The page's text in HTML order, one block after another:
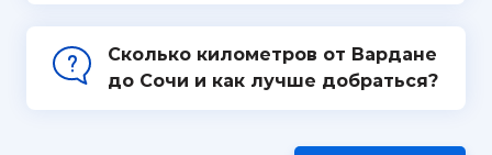
Сколько километров от Вардане
до Сочи и как лучше добраться?